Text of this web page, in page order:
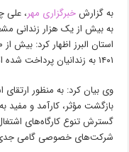
به گزارشخبرگزاری مهر، علی
به بیش از یک هزار زندانی
۱۴۰۱ به زندانیان پرداخت شده است.
وی بیان کرد: به منظور
بازگشت مؤثر، کارآمد و مفید
گسترش تنوع کارگاه‌های
شرکت‌های خصوصی گامی جدی